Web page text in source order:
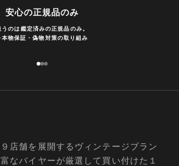
安心の正規品のみ
うのは鑑定済みの正規品のみ。
本物保証・偽物対策の取り組み
I18n Error: Missing interpolation
I18n Error: Missing interpolation
I18n Error: Missing interpolation
店舗を展開するヴィンテージブラン
なバイヤーが厳選して買い付けた１